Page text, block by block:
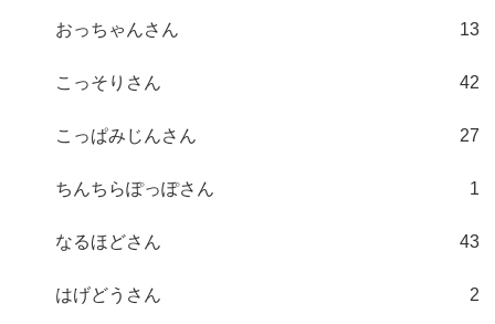
おっちゃんさん 13
こっそりさん 42
こっぱみじんさん 27
ちんちらぽっぽさん 1
なるほどさん 43
はげどうさん 2